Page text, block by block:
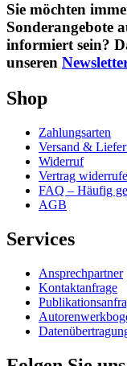
Sie möchten
Sonderangebote
informiert sein?
unseren Newsletter
Shop
Zahlungsarten
Versand &
Widerruf
Vertrag
FAQ – Häufig
AGB
Services
Ansprechpartner
Kontaktanfrage